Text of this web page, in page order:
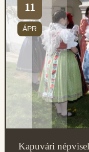
11
ÁPR
Kapuvári